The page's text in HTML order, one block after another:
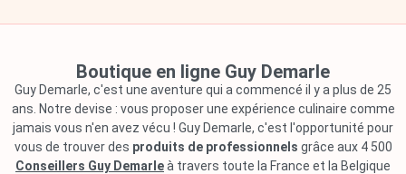
Boutique en ligne Guy Demarle
Guy Demarle, c'est une aventure qui a commencé il y a plus de 25
ans. Notre devise : vous proposer une expérience culinaire comme
jamais vous n'en avez vécu ! Guy Demarle, c'est l'opportunité pour
vous de trouver des produits de professionnels grâce aux 4 500
Conseillers Guy Demarleà travers toute la France et la Belgique